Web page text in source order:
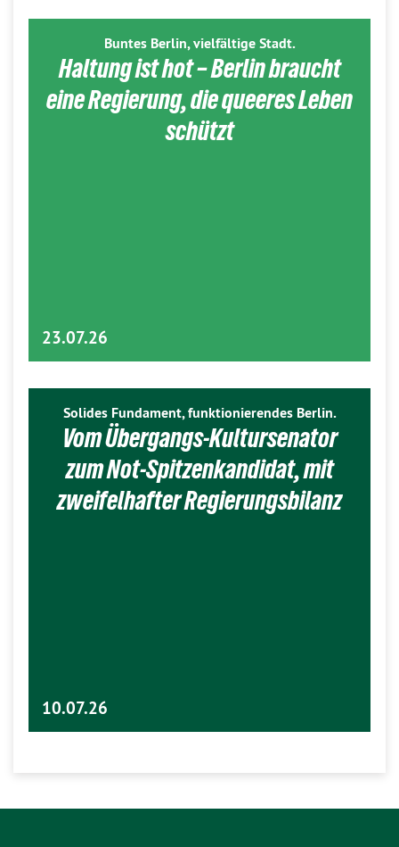
Buntes Berlin, vielfältige Stadt.
Haltung ist hot – Berlin braucht
eine Regierung, die queeres Leben
schützt
23.07.26
Solides Fundament, funktionierendes Berlin.
Vom Übergangs-Kultursenator
zum Not-Spitzenkandidat, mit
zweifelhafter Regierungsbilanz
10.07.26